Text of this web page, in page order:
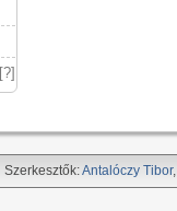
[?]
Szerkesztők:Antalóczy Tibor,